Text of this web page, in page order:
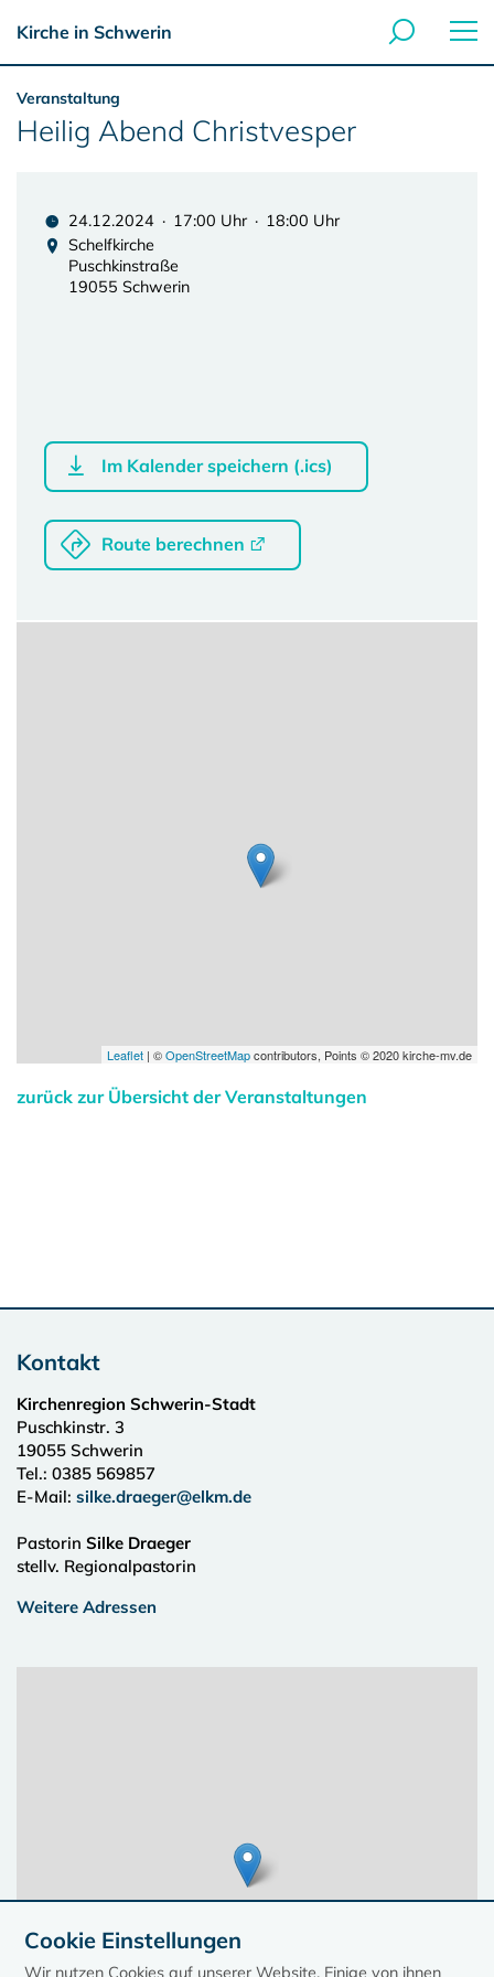
Kirche in Schwerin
Veranstaltung
Heilig Abend Christvesper
24.12.2024 · 17:00 Uhr · 18:00 Uhr
Schelfkirche
Puschkinstraße
19055 Schwerin
Im Kalender speichern (.ics)
Route berechnen
Leaflet | ©OpenStreetMapcontributors, Points © 2020 kirche-mv.de
zurück zur Übersicht der Veranstaltungen
Kontakt
Kirchenregion Schwerin-Stadt
Puschkinstr. 3
19055 Schwerin
Tel.: 0385 569857
E-Mail: silke.draeger@elkm.de
Pastorin Silke Draeger
stellv. Regionalpastorin
Weitere Adressen
Cookie Einstellungen
Wir nutzen Cookies auf unserer Website. Einige von ihnen